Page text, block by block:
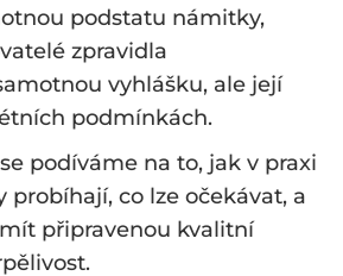
podstatu námitky,
zpravidla
vyhlášku, ale její
podmínkách.
podíváme na to, jak v praxi
probíhají, co lze očekávat, a
připravenou kvalitní